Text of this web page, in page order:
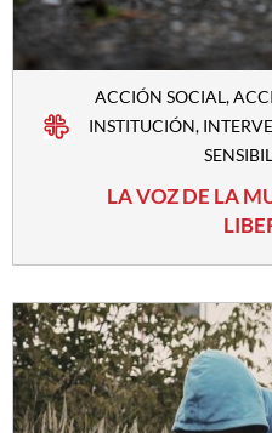
ACCIÓN SOCIAL,
INSTITUCIÓN,
LA VOZ DE LA